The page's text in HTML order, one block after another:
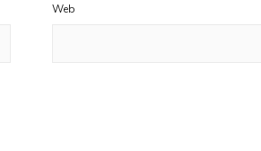
Web